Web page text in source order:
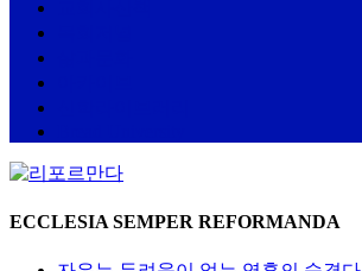
ECCLESIA SEMPER REFORMANDA